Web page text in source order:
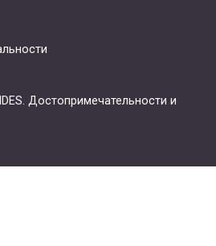
Достопримечательности и